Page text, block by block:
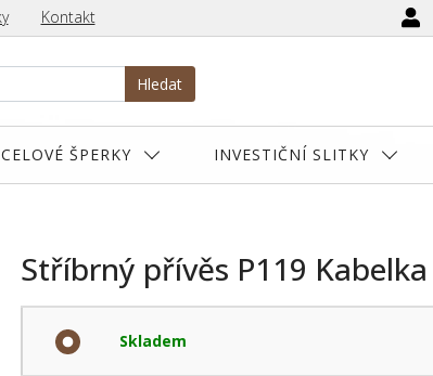
Kontakt
Hledat
ŠPERKY INVESTIČNÍ SLITKY
Stříbrný přívěs P119
Skladem